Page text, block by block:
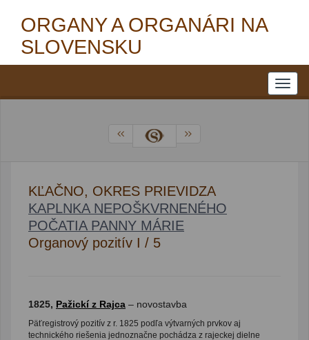
ORGANY A ORGANÁRI NA
SLOVENSKU
KĽAČNO, OKRES PRIEVIDZA
KAPLNKA NEPOŠKVRNENÉHO
POČATIA PANNY MÁRIE
Organový pozitív I / 5
1825, Pažickí z Rajca – novostavba
Päťregistrový pozitív z r. 1825 podľa výtvarných prvkov aj
technického riešenia jednoznačne pochádza z rajeckej dielne